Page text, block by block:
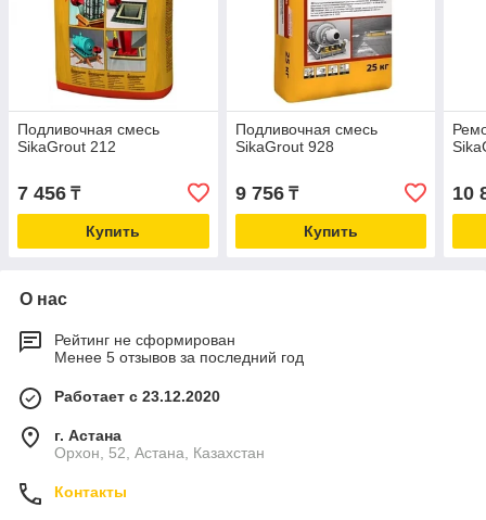
Подливочная смесь
SikaGrout 212
7 456 ₸
Купить
Подливочная смесь
SikaGrout 928
9 756₸
Купить
10
О нас
Рейтинг не сформирован
Менее 5 отзывов за последний год
Работает с 23.12.2020
г. Астана
Орхон, 52, Астана, Казахстан
Контакты